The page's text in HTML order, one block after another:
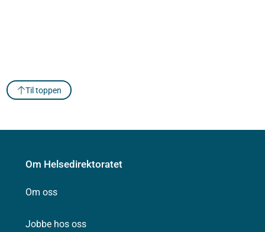
Til toppen
Om Helsedirektoratet
Om oss
Jobbe hos oss